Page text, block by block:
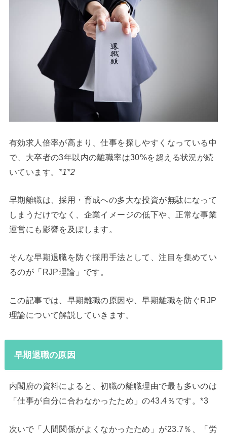
有効求人倍率が高まり、仕事を探しやすくなっている中
で、大卒者の3年以内の離職率は30%を超える状況が続
いています。 *1*2
早期離職は、採用・育成への多大な投資が無駄になって
しまうだけでなく、企業イメージの低下や、正常な事業
運営にも影響を及ぼします。
そんな早期退職を防ぐ採用手法として、注目を集めてい
るのが「RJP理論」です。
この記事では、早期離職の原因や、早期離職を防ぐRJP
理論について解説していきます。
早期退職の原因
内閣府の資料によると、初職の離職理由で最も多いのは
「仕事が自分に合わなかったため」の43.4％です。*3
次いで「人間関係がよくなかったため」が23.7％、「労